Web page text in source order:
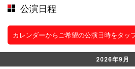
公演日程
カレンダーからご希望の公演日時をタッ
2026年9月